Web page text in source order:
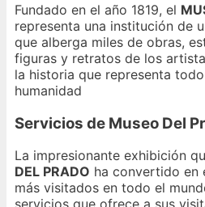
Fundado en el año 1819, el
representa una institución de
que alberga miles de obras,
figuras y retratos de los
la historia que representa
humanidad
Servicios de Museo Del
La impresionante exhibición
DEL PRADO ha convertido en
más visitados en todo el